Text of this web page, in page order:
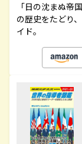
「日の沈まぬ帝
の歴史をたどり
イド。